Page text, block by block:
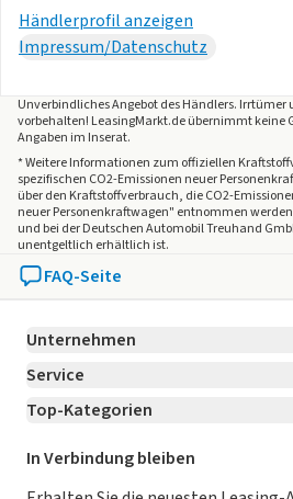
Händlerprofil anzeigen
Impressum/Datenschutz
Unverbindliches Angebot desHändlers. Irrtümer
vorbehalten! LeasingMarkt.de übernimmt keine
Angaben im Inserat.
* Weitere Informationen zum offiziellen
spezifischen CO2-Emissionen neuer
über den Kraftstoffverbrauch, die CO2-
neuer Personenkraftwagen" entnommen
und bei der Deutschen Automobil Treuhand
unentgeltlich erhältlich ist.
FAQ-Seite
Unternehmen
Über LeasingMarkt.de
Karriere Jetzt bewerben!
Für Händler
Service
Kontakt
Ratgeber
Magazin
Top-Kategorien
Leasing Deals
Gebrauchtwagen Leasing
In Verbindung bleiben